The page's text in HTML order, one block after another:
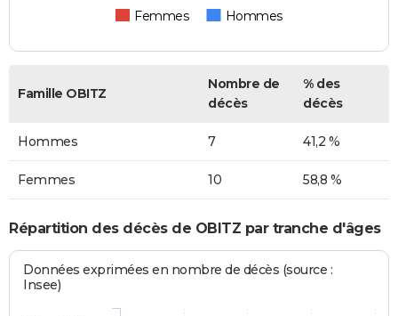
Femmes Hommes
Famille OBITZ
Nombre de
décès
% des
décès
Hommes 7 41,2 %
Femmes 10 58,8 %
Répartition des décès de OBITZ par tranche d'âges
Données exprimées en nombre de décès (source :
Insee)